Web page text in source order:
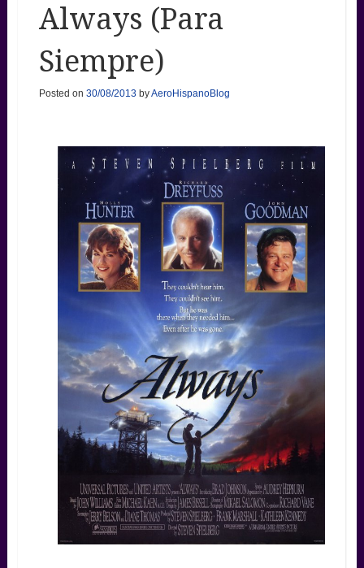
Always (Para
Siempre)
Posted on 30/08/2013 byAeroHispanoBlog